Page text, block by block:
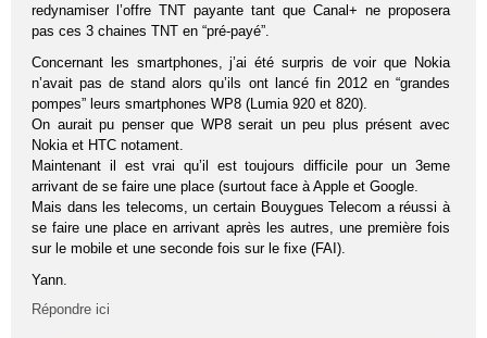
redynamiser l’offre TNT payante tant que Canal+ ne proposera
pas ces 3 chaines TNT en “pré-payé”.
Concernant les smartphones, j’ai été surpris de voir que Nokia
n’avait pas de stand alors qu’ils ont lancé fin 2012 en “grandes
pompes” leurs smartphones WP8 (Lumia 920 et 820).
On aurait pu penser que WP8 serait un peu plus présent avec
Nokia et HTC notament.
Maintenant il est vrai qu’il est toujours difficile pour un 3eme
arrivant de se faire une place (surtout face à Apple et Google.
Mais dans les telecoms, un certain Bouygues Telecom a réussi à
se faire une place en arrivant après les autres, une première fois
sur le mobile et une seconde fois sur le fixe (FAI).
Yann.
Répondre ici